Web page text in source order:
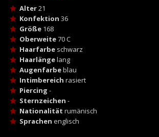
Alter21
Konfektion 36
Größe168
Oberweite70 C
Haarfarbeschwarz
Haarlängelang
Augenfarbeblau
Intimbereich rasiert
Piercing -
Sternzeichen -
Nationalität rumänisch
Sprachen englisch